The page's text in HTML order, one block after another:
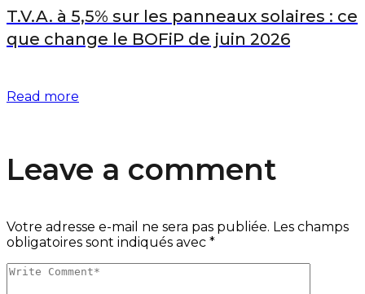
T.V.A. à 5,5% sur les panneaux solaires : ce
que change le BOFiP de juin 2026
Read more
Leave a comment
Votre adresse e-mail ne sera pas publiée. Les champs
obligatoires sont indiqués avec *